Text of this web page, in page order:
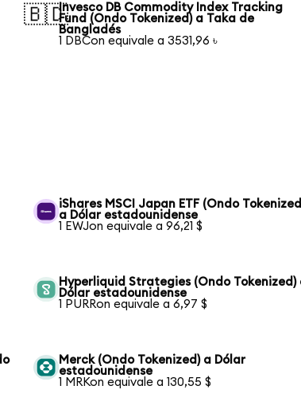
🇧🇩Invesco DB Commodity Index Tracking
Fund (Ondo Tokenized) a Taka de
Bangladés
1 DBCon equivale a 3531,96 ৳
iShares MSCI Japan ETF (Ondo
a Dólar estadounidense
1 EWJon equivale a 96,21 $
Hyperliquid Strategies (Ondo Tokenized)
Dólar estadounidense
1 PURRon equivale a 6,97 $
Merck (Ondo Tokenized) a Dólar
estadounidense
1 MRKon equivale a 130,55 $